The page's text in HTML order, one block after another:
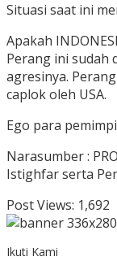
Situasi saat ini
Apakah
Perang ini sudah
agresinya.
caplok oleh USA.
Ego para
Narasumber :
Istighfar serta
Post Views: 1,692
Ikuti Kami